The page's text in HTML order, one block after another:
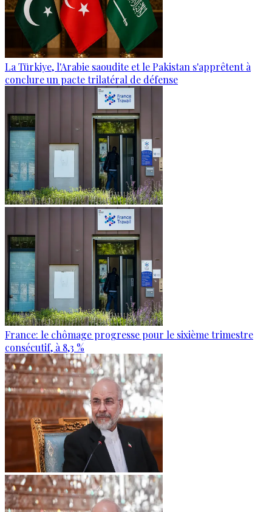
La Türkiye, l'Arabie saoudite et le Pakistan s'apprêtent à
conclure un pacte trilatéral de défense
France: le chômage progresse pour le sixième trimestre
consécutif, à 8,3 %